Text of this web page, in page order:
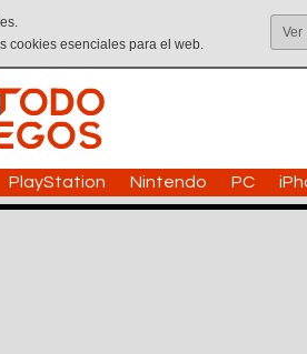
cookies esenciales para el web.
Ver
PlayStation Nintendo PC